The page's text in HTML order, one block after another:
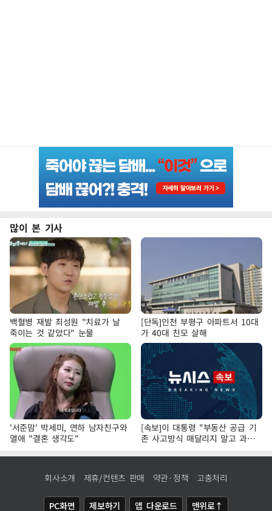
많이 본 기사
백혈병 재발 최성원 "치료가 날
죽이는 것 같았다" 눈물
[단독]인천 부평구 아파트서 10대
가 40대 친모 살해
'서준맘' 박세미, 연하 남자친구와
열애 "결혼 생각도"
[속보]이 대통령 "부동산 공급 기
존 사고방식 매달리지 말고 과감
히 실천"
회사소개 제휴/컨텐츠 판매 약관·정책 고충처리
PC화면 제보하기 앱 다운로드 맨위로↑